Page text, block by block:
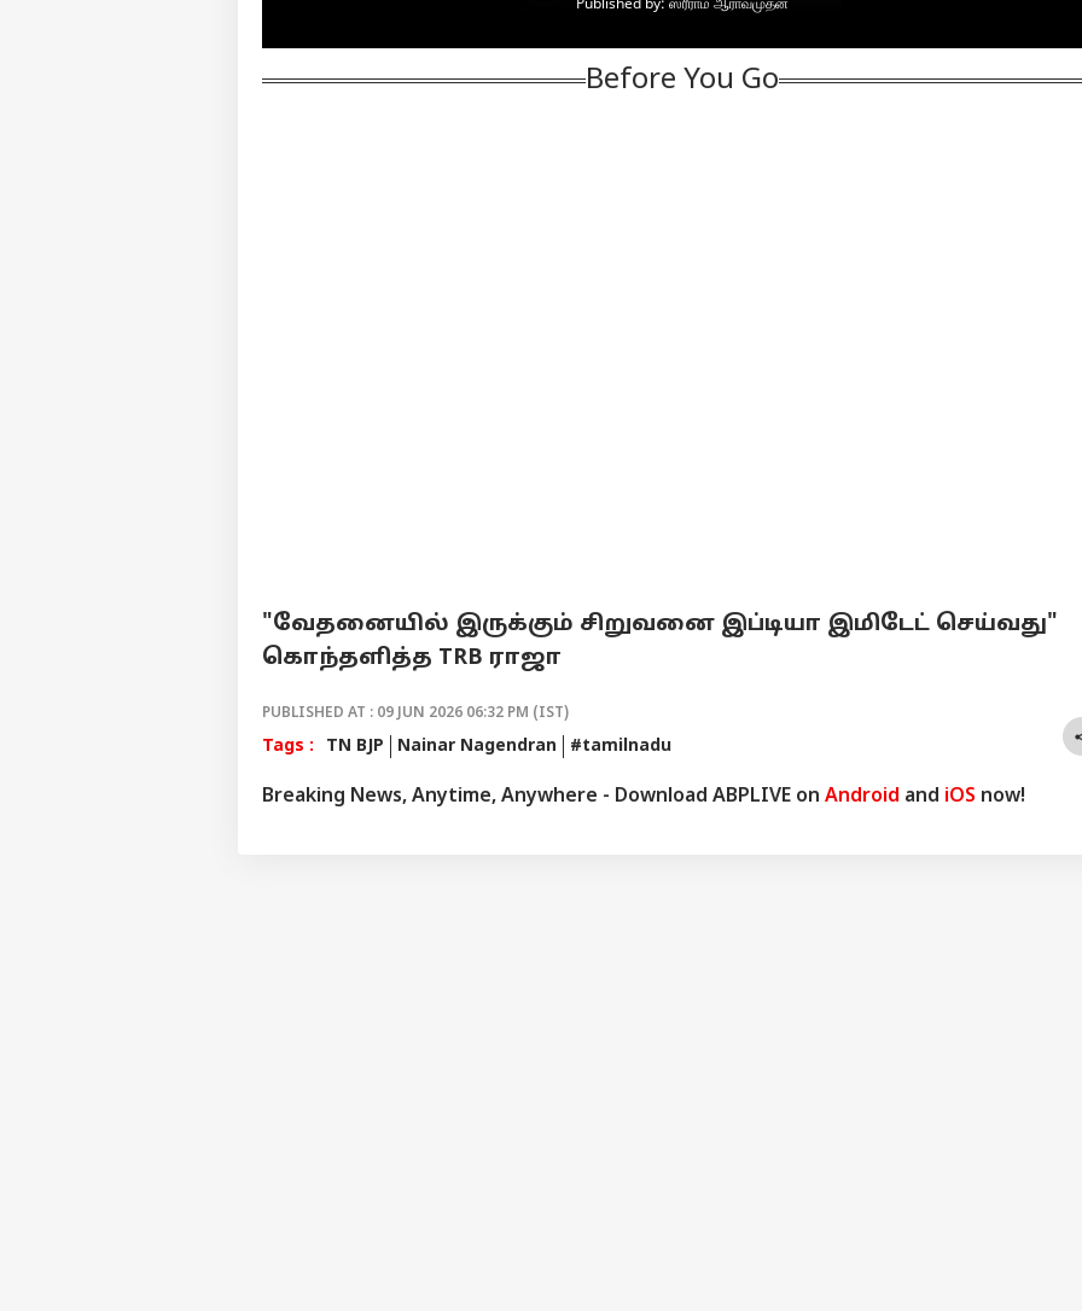
Before You Go
"வேதனையில் இருக்கும் சிறுவனை இப்டியா இமிடேட் செய்வது"
கொந்தளித்த TRB ராஜா
PUBLISHED AT : 09 JUN 2026 06:32 PM (IST)
Tags : TN BJP Nainar Nagendran #tamilnadu
Breaking News, Anytime, Anywhere - Download ABPLIVE on Android and iOS now!